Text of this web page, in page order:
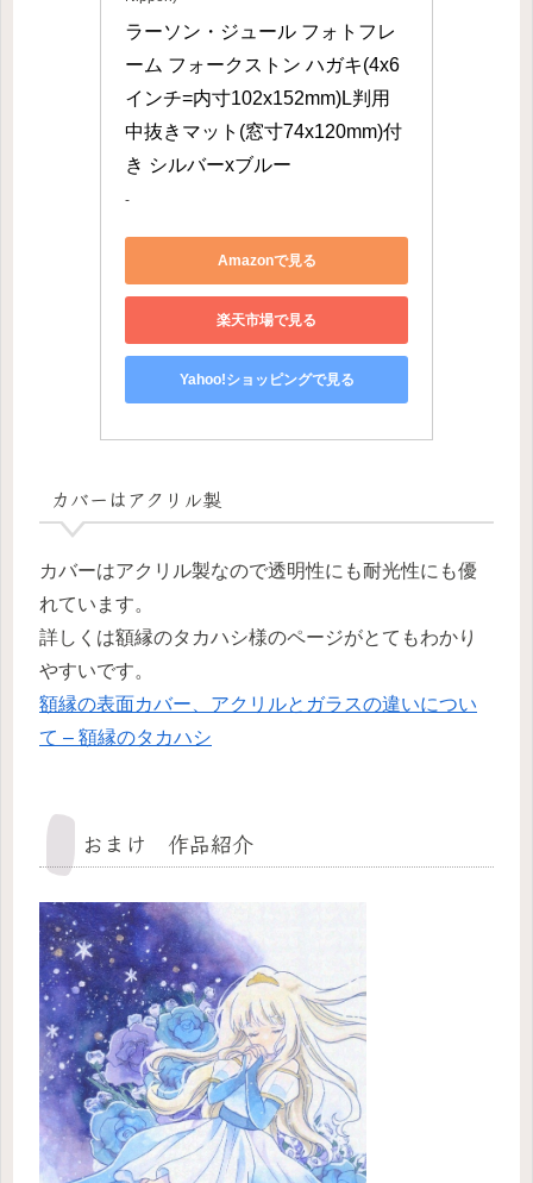
ラーソン・ジュール フォトフレ
ーム フォークストン ハガキ(4x6
インチ=内寸102x152mm)L判用
中抜きマット(窓寸74x120mm)付
き シルバーxブルー
-
Amazonで見る
楽天市場で見る
Yahoo!ショッピングで見る
カバーはアクリル製
カバーはアクリル製なので透明性にも耐光性にも優
れています。
詳しくは額縁のタカハシ様のページがとてもわかり
やすいです。
額縁の表面カバー、アクリルとガラスの違いについ
て – 額縁のタカハシ
おまけ 作品紹介